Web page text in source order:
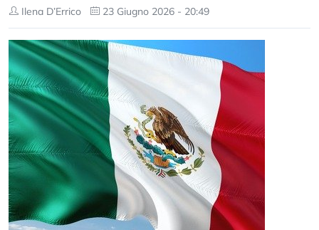
Ilena D’Errico 23 Giugno 2026 - 20:49